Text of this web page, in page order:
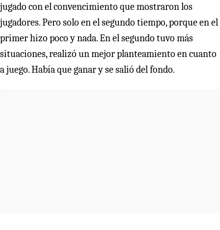
jugado con el convencimiento que mostraron los
jugadores. Pero solo en el segundo tiempo, porque en el
primer hizo poco y nada. En el segundo tuvo más
situaciones, realizó un mejor planteamiento en cuanto
a juego. Había que ganar y se salió del fondo.